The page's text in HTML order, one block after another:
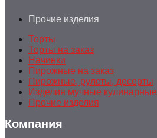
Прочие изделия
Торты
Торты на заказ
Начинки
Пирожные на заказ
Пирожные, рулеты, десерты
Изделия мучные кулинарные
Прочие изделия
Компания